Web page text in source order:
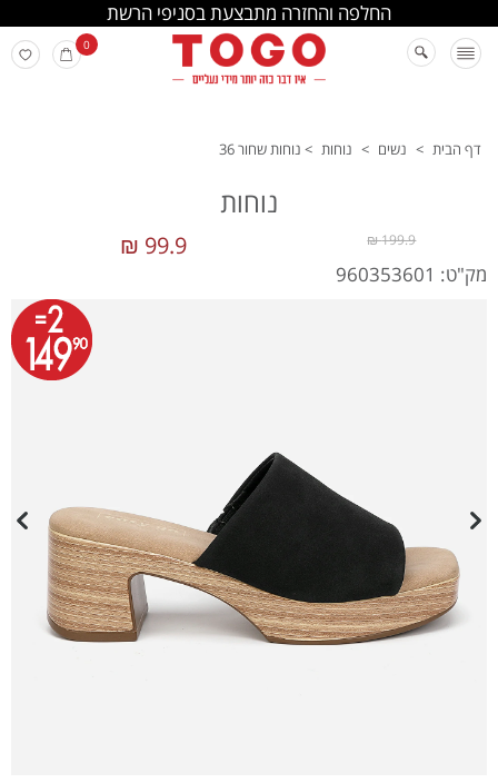
החלפה והחזרה מתבצעת בסניפי הרשת
0
דף הבית > נשים > נוחות > נוחות שחור 36
נוחות
99.9 ₪ 199.9 ₪
מק"ט: 960353601